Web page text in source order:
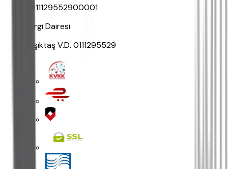
0011129552900001
Vergi Dairesi
Beşiktaş V.D. 0111295529